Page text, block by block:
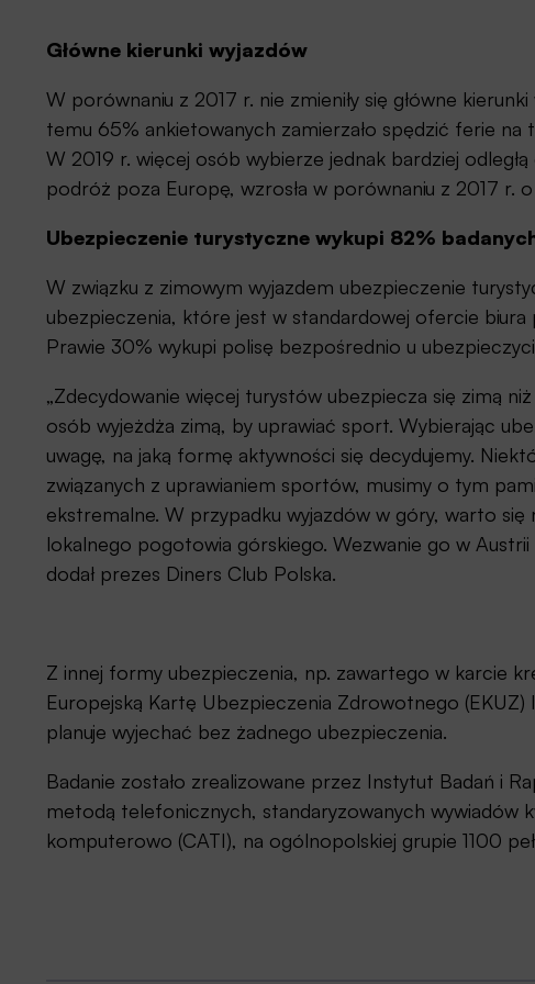
Główne kierunki wyjazdów
W porównaniu z 2017 r. nie zmieniły się główne
temu 65% ankietowanych zamierzało spędzić ferie na
W 2019 r. więcej osób wybierze jednak bardziej
podróż poza Europę, wzrosła w porównaniu z 2017 r.
Ubezpieczenie turystyczne wykupi 82%
W związku z zimowym wyjazdem ubezpieczenie
ubezpieczenia, które jest w standardowej ofercie
Prawie 30% wykupi polisę bezpośrednio u
„Zdecydowanie więcej turystów ubezpiecza się zimą
osób wyjeżdża zimą, by uprawiać sport. Wybierając
uwagę, na jaką formę aktywności się decydujemy.
związanych z uprawianiem sportów, musimy o tym
ekstremalne. W przypadku wyjazdów w góry, warto
lokalnego pogotowia górskiego. Wezwanie go w
dodał prezes Diners Club Polska.
Z innej formy ubezpieczenia, np. zawartego w karcie
Europejską Kartę Ubezpieczenia Zdrowotnego
planuje wyjechać bez żadnego ubezpieczenia.
Badanie zostało zrealizowane przez Instytut Badań i
metodą telefonicznych, standaryzowanych wywiadów
komputerowo (CATI), na ogólnopolskiej grupie 1100